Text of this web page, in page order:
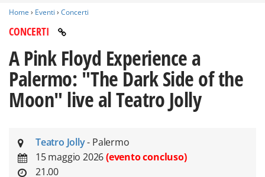
Home › Eventi › Concerti
CONCERTI
A Pink Floyd Experience a
Palermo: "The Dark Side of the
Moon" live al Teatro Jolly
Teatro Jolly- Palermo
15 maggio 2026(evento concluso)
21.00